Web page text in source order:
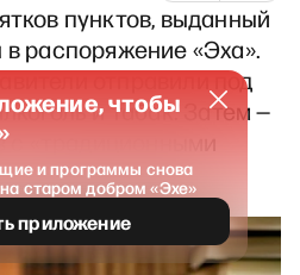
пунктов, выданный
распоряжение «Эха».
отправили под
и табак. Затем —
с «традиционными
чтобы
и программы снова
старом добром «Эхе»
приложение